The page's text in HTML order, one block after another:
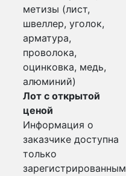
метизы (лист,
швеллер, уголок,
арматура,
проволока,
оцинковка, медь,
алюминий)
Лот с открытой
ценой
Информация о
заказчике доступна
только
зарегистрированным